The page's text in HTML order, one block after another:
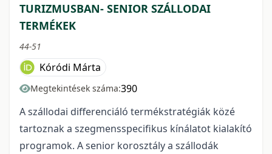
TURIZMUSBAN- SENIOR SZÁLLODAI
TERMÉKEK
44-51
Kóródi Márta
Megtekintések száma:390
A szállodai differenciáló termékstratégiák közé
tartoznak a szegmensspecifikus kínálatot kialakító
programok. A senior korosztály a szállodák